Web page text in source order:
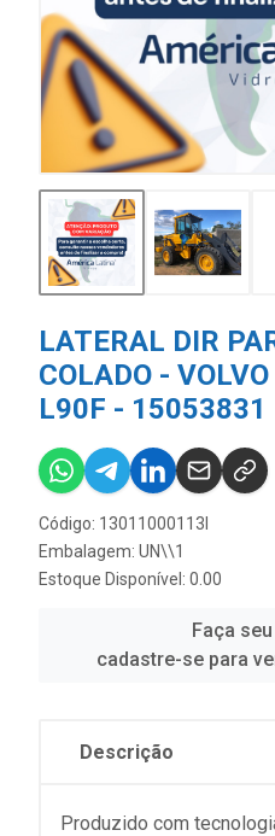
LATERAL DIR
COLADO -
L90F - 15053831
Código: 13011000113I
Embalagem: UN\\1
Estoque Disponível: 0.00
Faça
cadastre-se para
Descrição
Produzido com